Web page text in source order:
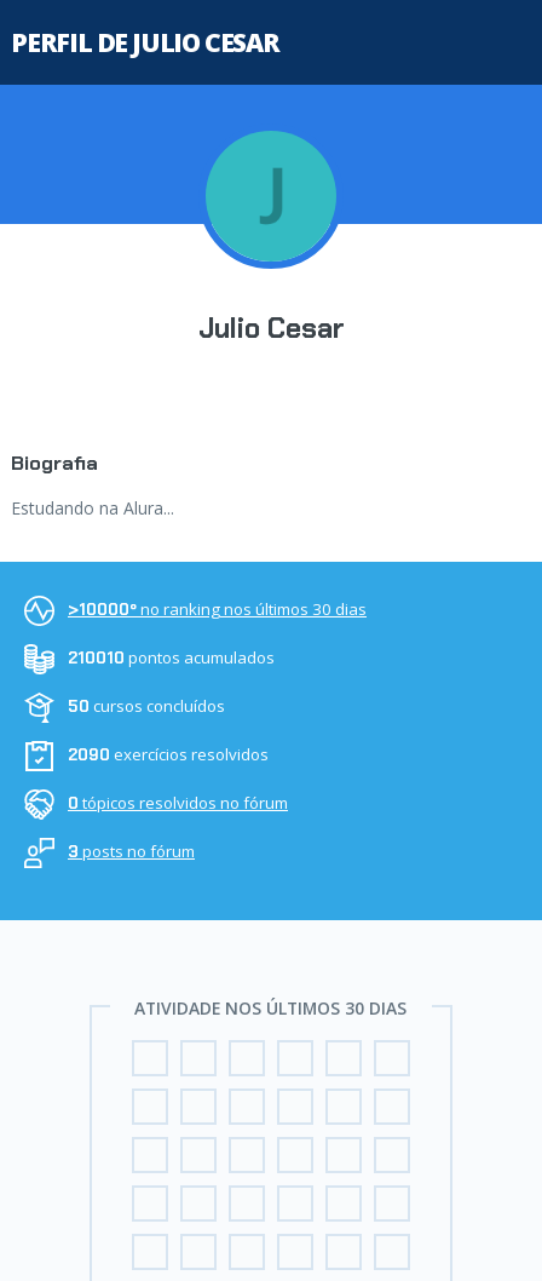
PERFIL DE JULIO CESAR
Julio Cesar
Biografia
Estudando na Alura...
>10000ºno ranking nos últimos 30 dias
210010 pontos acumulados
50 cursos concluídos
2090 exercícios resolvidos
0 tópicos resolvidos no fórum
3 posts no fórum
ATIVIDADE NOS ÚLTIMOS 30 DIAS